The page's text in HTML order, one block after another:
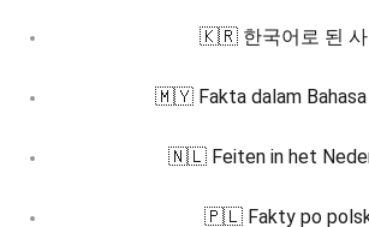
🇰🇷 한국어로 된 사
🇲🇾 Fakta dalam Bahasa
🇳🇱 Feiten in het
🇵🇱 Fakty po